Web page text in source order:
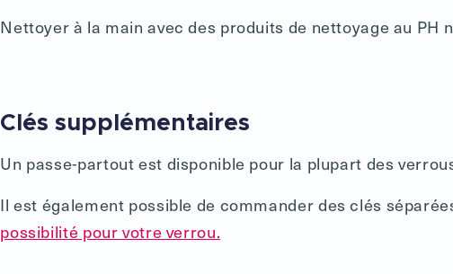
Nettoyer à la main avec des produits de nettoyage au PH
Clés supplémentaires
Un passe-partout est disponible pour la plupart des
Il est également possible de commander des clés
possibilité pour votre verrou.